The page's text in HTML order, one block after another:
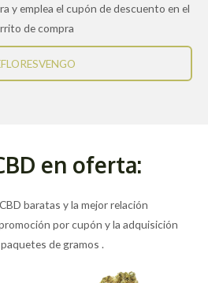
y emplea el cupón de descuento en el
de compra
en oferta:
baratas y la mejor relación
por cupón y la adquisición
de gramos .